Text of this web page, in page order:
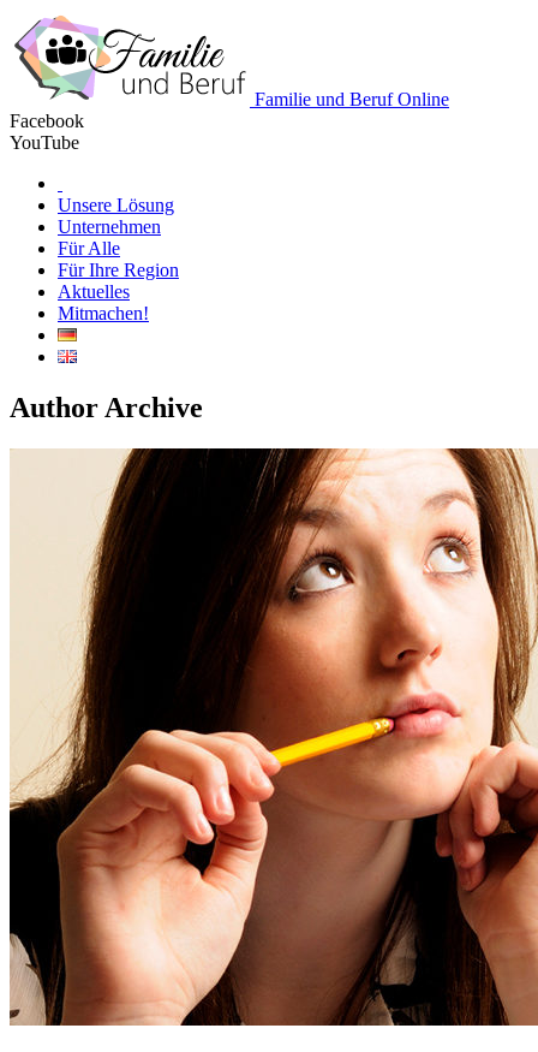
Familie und Beruf Online
Facebook
YouTube
Unsere Lösung
Unternehmen
Für Alle
Für Ihre Region
Aktuelles
Mitmachen!
Author Archive